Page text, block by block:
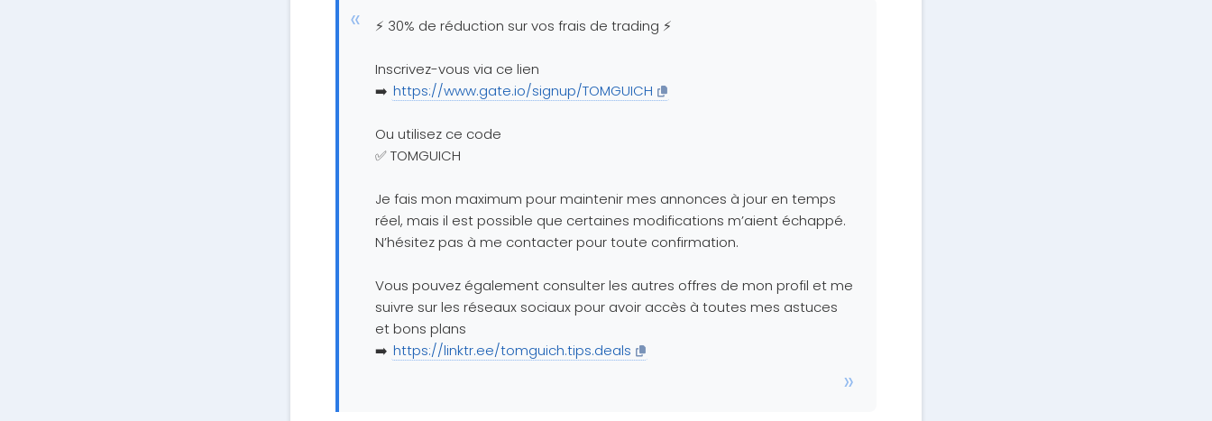
⚡ 30% de réduction sur vos frais de trading ⚡
Inscrivez-vous via ce lien
➡️ https://www.gate.io/signup/TOMGUICH
Ou utilisez ce code
✅ TOMGUICH
Je fais mon maximum pour maintenir mes annonces à jour en temps
réel, mais il est possible que certaines modifications m’aient échappé.
N’hésitez pas à me contacter pour toute confirmation.
Vous pouvez également consulter les autres offres de mon profil et me
suivre sur les réseaux sociaux pour avoir accès à toutes mes astuces
et bons plans
➡️ https://linktr.ee/tomguich.tips.deals